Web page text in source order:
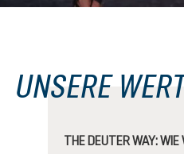
UNSERE
THE DEUTER WAY: